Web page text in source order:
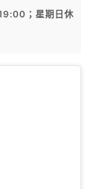
；星期日休